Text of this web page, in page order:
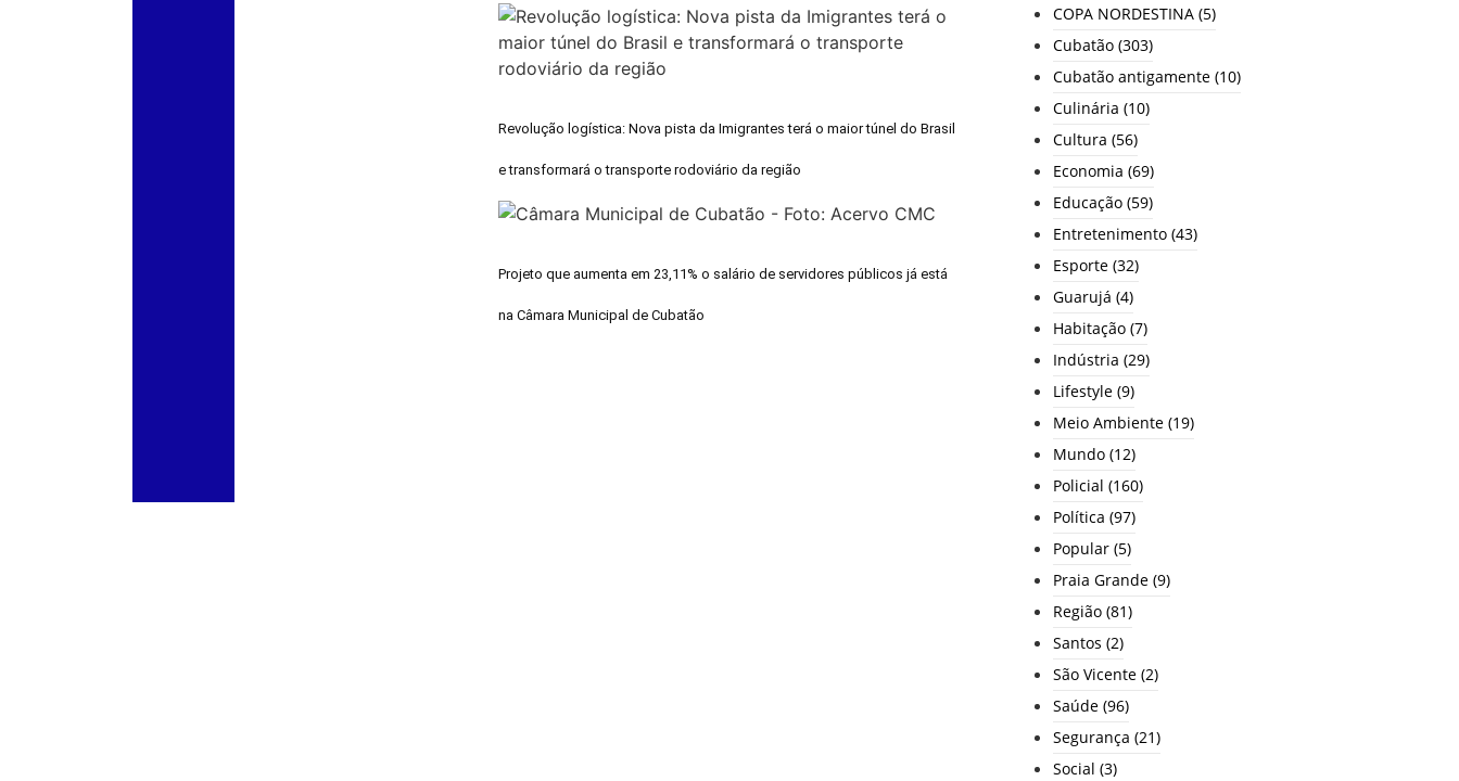
Revolução logística: Nova pista da Imigrantes terá o maior túnel do Brasil
e transformará o transporte rodoviário da região
Projeto que aumenta em 23,11% o salário de servidores públicos já está
na Câmara Municipal de Cubatão
COPA NORDESTINA (5)
Cubatão (303)
Cubatão antigamente (10)
Culinária (10)
Cultura (56)
Economia (69)
Educação (59)
Entretenimento (43)
Esporte (32)
Guarujá (4)
Habitação (7)
Indústria (29)
Lifestyle (9)
Meio Ambiente (19)
Mundo (12)
Policial (160)
Política (97)
Popular (5)
Praia Grande (9)
Região (81)
Santos (2)
São Vicente (2)
Saúde (96)
Segurança (21)
Social (3)